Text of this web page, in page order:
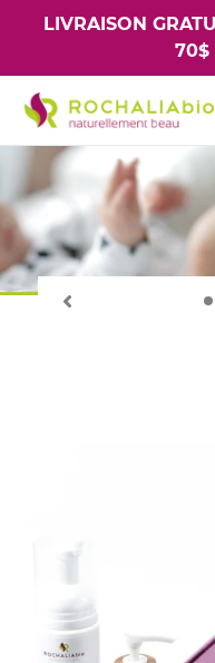
Passer
LIVRAISON
70$